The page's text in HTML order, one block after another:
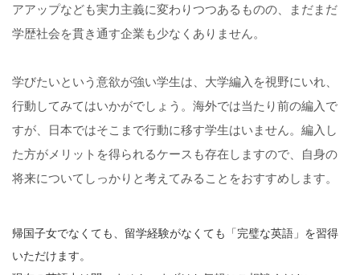
アアップなども実力主義に変わりつつあるものの、まだまだ
学歴社会を貫き通す企業も少なくありません。
学びたいという意欲が強い学生は、大学編入を視野にいれ、
行動してみてはいかがでしょう。海外では当たり前の編入で
すが、日本ではそこまで行動に移す学生はいません。編入し
た方がメリットを得られるケースも存在しますので、自身の
将来についてしっかりと考えてみることをおすすめします。
帰国子女でなくても、留学経験がなくても「完璧な英語」を習得
いただけます。